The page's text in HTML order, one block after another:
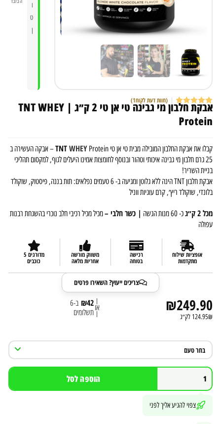
ו
ט
ן
מדורג5.00
מתוך 5
מבוסס על
1
(חוות דעת לקוח1
)
אבקת חלבון מי גבינה טי אן טי 2 ק״ג | TNT WHEY
Protein
קבלו את אבקת החלבון המובילה מבית טי אן טי TNTWHEY
Protein – אבקה העשירה ב
25 גרם חלבון מי גבינה איכותי וטהור ובנוסף לחומצות אמינו היעלים לגוף, למקסום תהליכי
בניית השריר!
אבקת חלבון TNT הינה ללא גלוטן ומגיעה ב- 6 טעמים נפלאים: תות בננה, פיסטוק, שוקולד
בלונדי, שוקולד ריץ׳, קרם עוגיות ווניל
מכל 2 ק״ג כ- 60 מנות הגשה | כשר חלבי –מכיל מכיל רכיבי חלב נוכרי בהשגחת רבנות
עפולה
אופציות שילוח
מתקדמות
רכישה
בטוחה
משווק מורשה
אחריות מלאה
מדורגים 5
כוכבים
צריכים ייעוץ? השאירו פרטים
₪249.90
124.95₪ לק״ג
₪42
ב-6
תשלומים
|
או
|
הוספה לסל
צפוי להגיע אליך לפני